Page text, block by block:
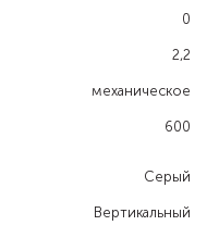
0
2,2
механическое
600
Серый
Вертикальный